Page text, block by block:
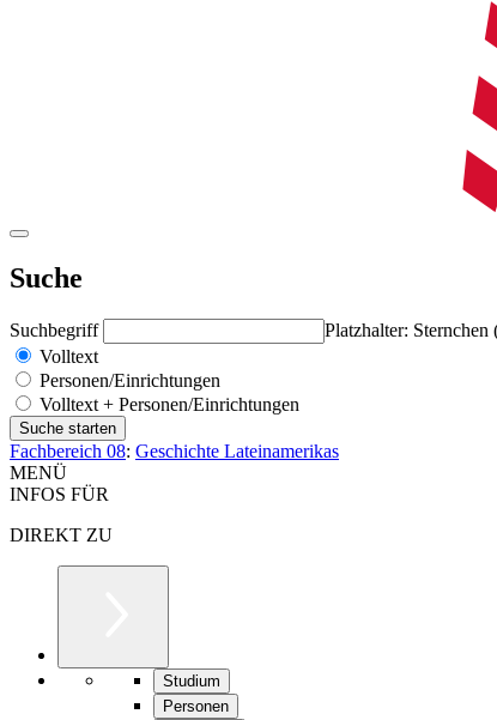
Suche
Suchbegriff
Platzhalter: Sternchen
Volltext
Personen/Einrichtungen
Volltext + Personen/Einrichtungen
Fachbereich 08: Geschichte Lateinamerikas
MENÜ
INFOS FÜR
DIREKT ZU
Studium
Personen